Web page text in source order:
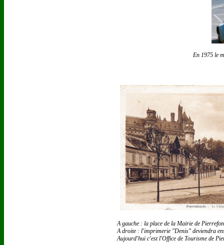
En 1975 le
A gauche : la place de la Mairie de
A droite : l'imprimerie "Denis" deviendra
Aujourd'hui c'est l'Office de Tourisme de